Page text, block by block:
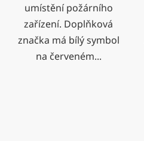
umístění požárního
zařízení. Doplňková
značka má bílý symbol
na červeném...